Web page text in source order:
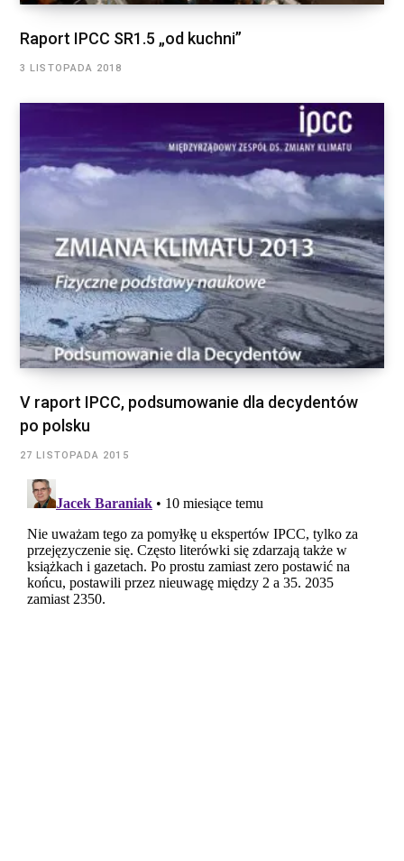
Raport IPCC SR1.5 „od kuchni”
3 LISTOPADA 2018
V raport IPCC, podsumowanie dla decydentów
po polsku
27 LISTOPADA 2015